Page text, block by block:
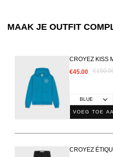
MAAK JE OUTFIT
CROYEZ KISS
€45.00
VOEG TOE
CROYEZ